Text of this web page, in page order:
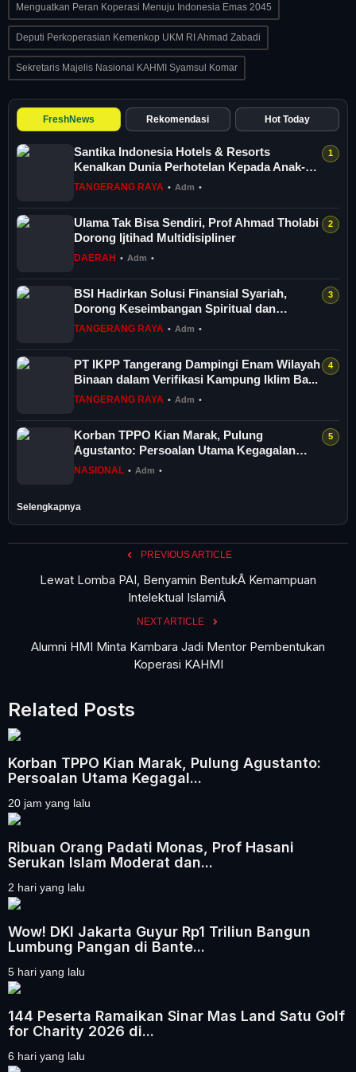
Menguatkan Peran Koperasi Menuju Indonesia Emas 2045
Deputi Perkoperasian Kemenkop UKM RI Ahmad Zabadi
Sekretaris Majelis Nasional KAHMI Syamsul Komar
FreshNews Rekomendasi Hot Today
Santika Indonesia Hotels & Resorts
Kenalkan Dunia Perhotelan Kepada Anak-
anak As...
TANGERANG RAYA • Adm •
Ulama Tak Bisa Sendiri, Prof Ahmad Tholabi
Dorong Ijtihad Multidisipliner
DAERAH • Adm •
BSI Hadirkan Solusi Finansial Syariah,
Dorong Keseimbangan Spiritual dan
Sosial...
TANGERANG RAYA • Adm •
PT IKPP Tangerang Dampingi Enam Wilayah
Binaan dalam Verifikasi Kampung Iklim Ba...
TANGERANG RAYA • Adm •
Korban TPPO Kian Marak, Pulung
Agustanto: Persoalan Utama Kegagalan
Menciptakan...
NASIONAL • Adm •
Selengkapnya
PREVIOUS ARTICLE
Lewat Lomba PAI, Benyamin BentukÂ Kemampuan
Intelektual IslamiÂ
NEXT ARTICLE
Alumni HMI Minta Kambara Jadi Mentor Pembentukan
Koperasi KAHMI
Related Posts
Korban TPPO Kian Marak, Pulung Agustanto:
Persoalan Utama Kegagal...
20 jam yang lalu
Ribuan Orang Padati Monas, Prof Hasani
Serukan Islam Moderat dan...
2 hari yang lalu
Wow! DKI Jakarta Guyur Rp1 Triliun Bangun
Lumbung Pangan di Bante...
5 hari yang lalu
144 Peserta Ramaikan Sinar Mas Land Satu Golf
for Charity 2026 di...
6 hari yang lalu